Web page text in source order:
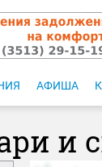
АФИША
и